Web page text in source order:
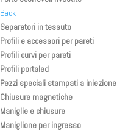
Back
Separatori in tessuto
Profili e accessori per pareti
Profili curvi per pareti
Profili portaled
Pezzi speciali stampati a iniezione
Chiusure magnetiche
Maniglie e chiusure
Maniglione per ingresso